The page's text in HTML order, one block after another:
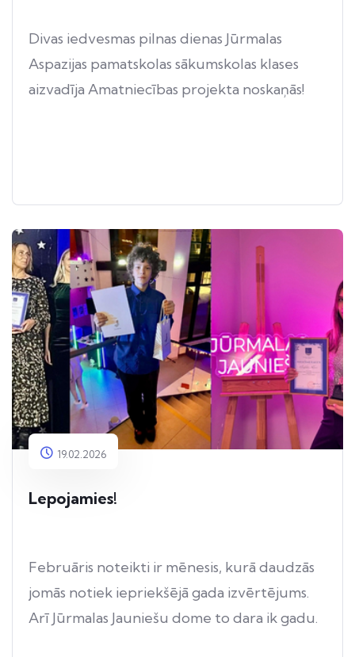
Divas iedvesmas pilnas dienas Jūrmalas
Aspazijas pamatskolas sākumskolas klases
aizvadīja Amatniecības projekta noskaņās!
19.02.2026
Lepojamies!
Februāris noteikti ir mēnesis, kurā daudzās
jomās notiek iepriekšējā gada izvērtējums.
Arī Jūrmalas Jauniešu dome to dara ik gadu.